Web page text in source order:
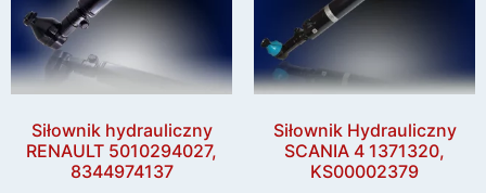
Siłownik hydrauliczny
RENAULT 5010294027,
8344974137
Siłownik Hydrauliczny
SCANIA 4 1371320,
KS00002379